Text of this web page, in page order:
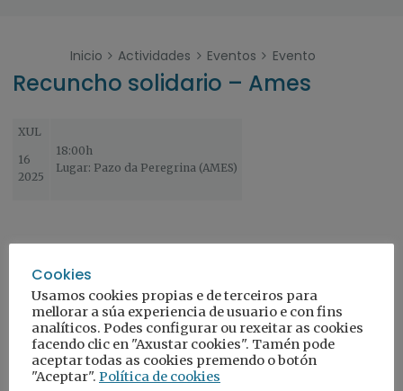
Inicio Actividades Eventos Evento
Recuncho solidario – Ames
XUL
16
2025
18:00h
Lugar: Pazo da Peregrina (AMES)
Recuncho solidario de Acougo
📍 Pazo da Peregrina (Ames)
Martes 16 de xullo
Ás 18:00 h
Achegáte para coñecer máis sobre oacollemento familiar
xogar coXogo de Acougo
Cookies
Usamos cookies propias e de terceiros para
mellorar a súa experiencia de usuario e con fins
analíticos. Podes configurar ou rexeitar as cookies
facendo clic en "Axustar cookies". Tamén pode
aceptar todas as cookies premendo o botón
"Aceptar". Política de cookies